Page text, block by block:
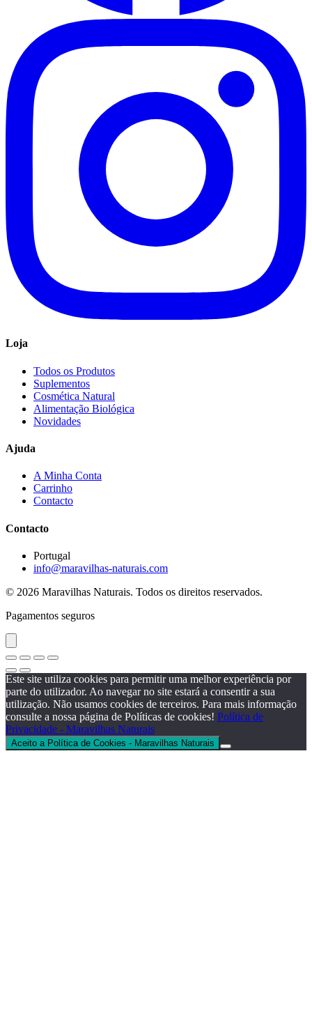
Loja
Todos os Produtos
Suplementos
Cosmética Natural
Alimentação Biológica
Novidades
Ajuda
A Minha Conta
Carrinho
Contacto
Contacto
Portugal
info@maravilhas-naturais.com
© 2026 Maravilhas Naturais. Todos os direitos reservados.
Pagamentos seguros
Este site utiliza cookies para permitir uma melhor experiência por
parte do utilizador. Ao navegar no site estará a consentir a sua
utilização. Não usamos cookies de terceiros. Para mais informação
consulte a nossa página de Políticas de cookies! Política de
Privacidade - Maravilhas Naturais
Aceito a Política de Cookies - Maravilhas Naturais